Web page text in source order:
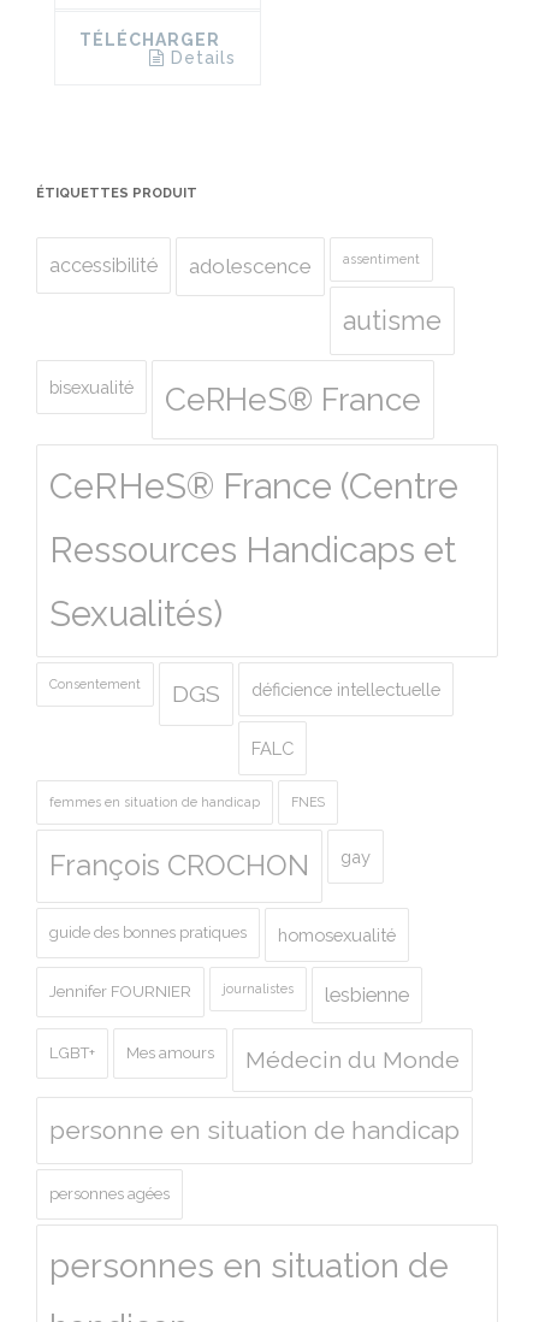
TÉLÉCHARGER
Details
ÉTIQUETTES PRODUIT
accessibilité adolescence assentiment
autisme
bisexualité CeRHeS® France
CeRHeS® France (Centre
Ressources Handicaps et
Sexualités)
Consentement DGS déficience intellectuelle
FALC
femmes en situation de handicap FNES
François CROCHON gay
guide des bonnes pratiques homosexualité
Jennifer FOURNIER journalistes lesbienne
LGBT+ Mes amours Médecin du Monde
personne en situation de handicap
personnes agées
personnes en situation de